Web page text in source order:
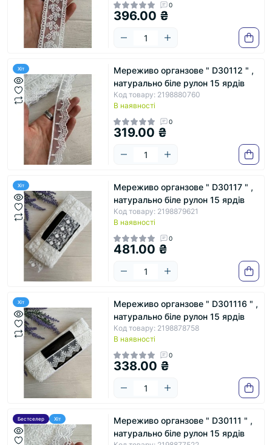
0
396.00 ₴
Хіт
Мереживо органзове " D30112 " ,
натурально біле рулон 15 ярдів
Код товару: 2198880760
В наявності
0
319.00 ₴
Хіт
Мереживо органзове " D30117 " ,
натурально біле рулон 15 ярдів
Код товару: 2198879621
В наявності
0
481.00 ₴
Хіт
Мереживо органзове " D301116 " ,
натурально біле рулон 15 ярдів
Код товару: 2198878758
В наявності
0
338.00 ₴
Бестселер Хіт
Мереживо органзове " D30111 " ,
натурально біле рулон 15 ярдів